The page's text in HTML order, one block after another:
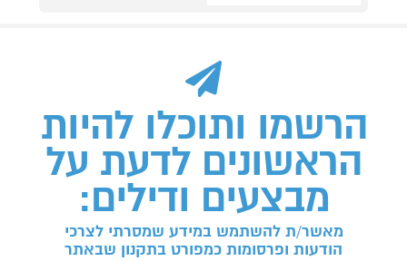
הרשמו ותוכלו להיות
הראשונים לדעת על
מבצעים ודילים:
מאשר/ת להשתמש במידע שמסרתי לצרכי
הודעות ופרסומות כמפורט בתקנון שבאתר